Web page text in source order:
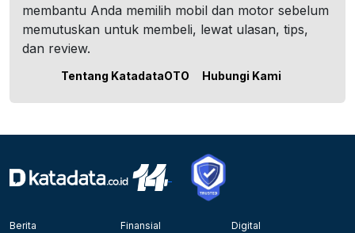
membantu Anda memilih mobil dan motor sebelum
memutuskan untuk membeli, lewat ulasan, tips,
dan review.
Tentang KatadataOTO Hubungi Kami
Berita
Finansial
Digital